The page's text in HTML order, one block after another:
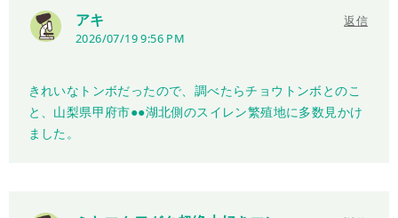
アキ
2026/07/19 9:56 PM
返信
きれいなトンボだったので、調べたらチョウトンボとのこ
と、山梨県甲府市●●湖北側のスイレン繁殖地に多数見かけ
ました。